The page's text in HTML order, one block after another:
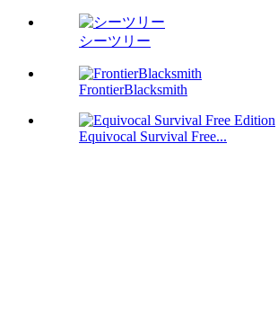
シーツリー
FrontierBlacksmith
Equivocal Survival Free...